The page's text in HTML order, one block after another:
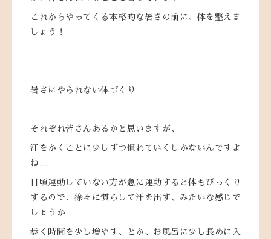
これからやってくる本格的な暑さの前に、体を整えま
しょう！
暑さにやられない体づくり
それぞれ皆さんあるかと思いますが、
汗をかくことに少しずつ慣れていくしかないんですよ
ね…
日頃運動していない方が急に運動すると体もびっくり
するので、徐々に慣らして汗を出す、みたいな感じで
しょうか
歩く時間を少し増やす、とか、お風呂に少し長めに入